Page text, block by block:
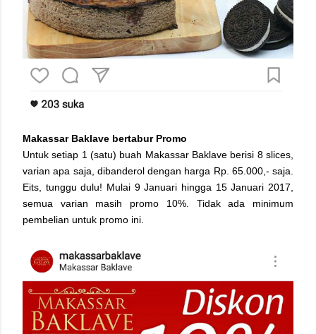
Makassar Baklave bertabur Promo
Untuk setiap 1 (satu) buah Makassar Baklave berisi 8 slices,
varian apa saja, dibanderol dengan harga Rp. 65.000,- saja.
Eits, tunggu dulu! Mulai 9 Januari hingga 15 Januari 2017,
semua varian masih promo 10%. Tidak ada minimum
pembelian untuk promo ini.